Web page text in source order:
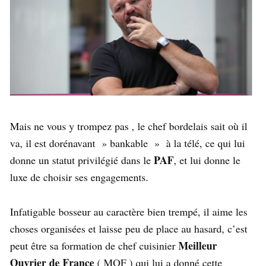
Mais ne vous y trompez pas , le chef bordelais sait où il
va, il est dorénavant » bankable » à la télé, ce qui lui
donne un statut privilégié dans le PAF, et lui donne le
luxe de choisir ses engagements.
Infatigable bosseur au caractère bien trempé, il aime les
choses organisées et laisse peu de place au hasard, c’est
peut être sa formation de chef cuisinier Meilleur
Ouvrier de France ( MOF ) qui lui a donné cette